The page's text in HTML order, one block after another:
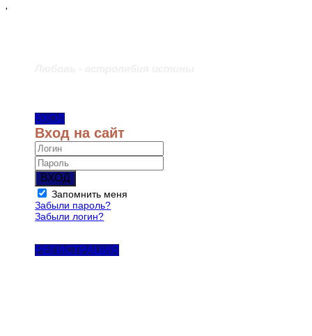
'
ВХОД
Вход на сайт
ВХОД
Запомнить меня
Забыли пароль?
Забыли логин?
РЕГИСТРАЦИЯ